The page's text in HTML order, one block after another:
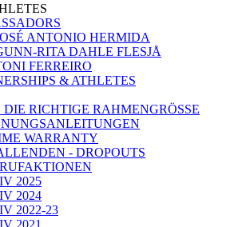
ANTONIO HERMIDA
RITA DAHLE FLESJÅ
FERREIRO
& ATHLETES
DIE RICHTIGE RAHMENGRÖSSE
WARRANTY
- DROPOUTS
2025
2024
2022-23
2021